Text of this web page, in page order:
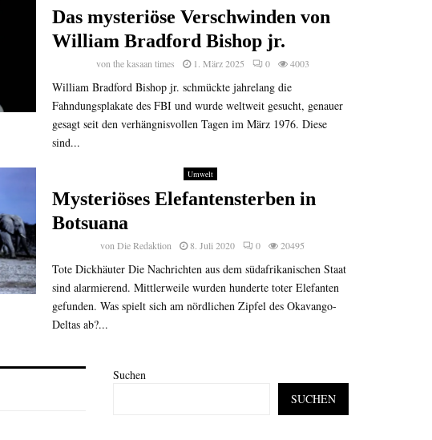
Das mysteriöse Verschwinden von
William Bradford Bishop jr.
von the kasaan times 1. März 2025 0 4003
William Bradford Bishop jr. schmückte jahrelang die
Fahndungsplakate des FBI und wurde weltweit gesucht, genauer
gesagt seit den verhängnisvollen Tagen im März 1976. Diese
sind...
Umwelt
Mysteriöses Elefantensterben in
Botsuana
vonDie Redaktion 8. Juli 2020 0 20495
Tote Dickhäuter Die Nachrichten aus dem südafrikanischen Staat
sind alarmierend. Mittlerweile wurden hunderte toter Elefanten
gefunden. Was spielt sich am nördlichen Zipfel des Okavango-
Deltas ab?...
Suchen
SUCHEN